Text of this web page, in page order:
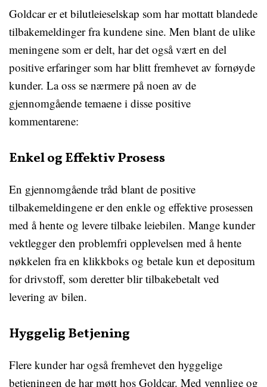
Goldcar er et bilutleieselskap som har mottatt blandede
tilbakemeldinger fra kundene sine. Men blant de ulike
meningene som er delt, har det også vært en del
positive erfaringer som har blitt fremhevet av fornøyde
kunder. La oss se nærmere på noen av de
gjennomgående temaene i disse positive
kommentarene:
Enkel og Effektiv Prosess
En gjennomgående tråd blant de positive
tilbakemeldingene er den enkle og effektive prosessen
med å hente og levere tilbake leiebilen. Mange kunder
vektlegger den problemfri opplevelsen med å hente
nøkkelen fra en klikkboks og betale kun et depositum
for drivstoff, som deretter blir tilbakebetalt ved
levering av bilen.
Hyggelig Betjening
Flere kunder har også fremhevet den hyggelige
betjeningen de har møtt hos Goldcar. Med vennlige og